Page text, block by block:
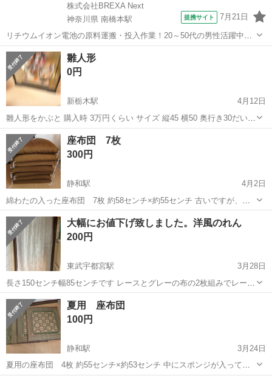
株式会社BREXA Next
神奈川県 南橋本駅
提携サイト 7月21日
リチウムイオン電池の原料運搬・投入作業！20～50代の男性活躍中★
ワンルーム寮完備！赴任旅費会社負担！年間休日130日★フォークリフ
ト免許お持ちの方、活躍中！就業先食堂利用可★《神奈川県相模原
市》 人気の工場のお仕事 ◇電...
神奈川 相模原市 南橋本駅
雛人形
0円
新栃木駅
4月12日
雛人形をかぶと 購入時 3万円くらい サイズ 縦45 横50 奥行き30だいた
いの目安です 綺麗で傷なし
栃木 栃木市 新栃木駅
座布団 7枚
300円
静和駅
4月2日
綿わたの入った座布団 7枚 約58センチ×約55センチ 古いですが、品
は良いのでいかがでしょうか？ 長期保管にご理解お願いいたします。
栃木 栃木市 静和駅 ファブリック、カバー
大幅にお値下げ致しました。洋風のれん
200円
東武宇都宮駅
3月28日
長さ150センチ幅85センチです レースとグレーの布の2枚組みでレース
の後ろにリボンが付いていて結べば2枚目の写真のようになります 必
要でしたら3枚目の写真の突っ張り棒もお付けします
栃木 宇都宮市 東武宇都宮駅
洋風
夏用 座布団
100円
静和駅
3月24日
夏用の座布団 4枚 約55センチ×約53センチ 中にスポンジが入ってい